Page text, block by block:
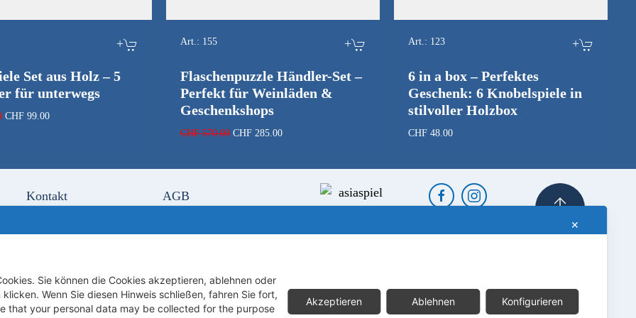
+
Set aus Holz – 5
für unterwegs
Ursprünglicher
CHF 99.00Aktueller
Art.: 155 +
Flaschenpuzzle Händler-Set –
Perfekt für Weinläden &
Geschenkshops
CHF570.00 Ursprünglicher
CHF 285.00Aktueller
Art.: 123 +
6 in a box – Perfektes
Geschenk: 6 Knobelspiele in
stilvoller Holzbox
CHF 48.00
Kontakt
AGB
✕
Sie können die Cookies akzeptieren, ablehnen oder
Wenn Sie diesen Hinweis schließen, fahren Sie fort,
that your personal data may be collected for the purpose
Akzeptieren Ablehnen Konfigurieren